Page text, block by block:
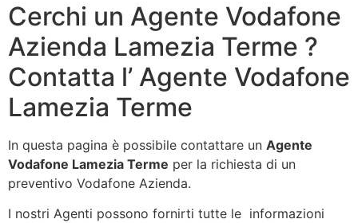
Cerchi un Agente Vodafone
Azienda Lamezia Terme ?
Contatta l’ Agente Vodafone
Lamezia Terme
In questa pagina è possibile contattare un Agente
Vodafone Lamezia Terme per la richiesta di un
preventivo Vodafone Azienda.
I nostri Agenti possono fornirti tutte le informazioni